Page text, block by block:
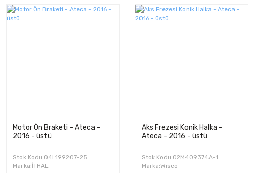
Motor Ön Braketi - Ateca -
2016 - üstü
Stok Kodu:04L199207-25
Marka:İTHAL
Aks Frezesi Konik Halka -
Ateca - 2016 - üstü
Stok Kodu:02M409374A-1
Marka:Wisco